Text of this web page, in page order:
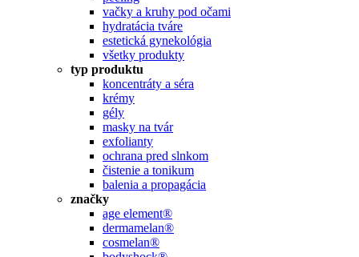
vačky a kruhy pod očami
hydratácia tváre
estetická gynekológia
všetky produkty
typ produktu
koncentráty a séra
krémy
gély
masky na tvár
exfolianty
ochrana pred slnkom
čistenie a tonikum
balenia a propagácia
značky
age element®
dermamelan®
cosmelan®